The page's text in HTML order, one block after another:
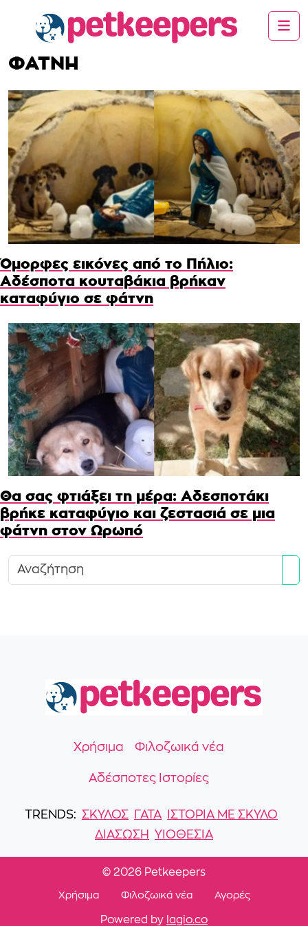
ΦΑΤΝΗ
Όμορφες εικόνες από το Πήλιο:
Αδέσποτα κουταβάκια βρήκαν
καταφύγιο σε φάτνη
Θα σας φτιάξει τη μέρα: Αδεσποτάκι
βρήκε καταφύγιο και ζεστασιά σε μια
φάτνη στον Ωρωπό
Χρήσιμα Φιλοζωικά νέα
Αδέσποτες Ιστορίες
TRENDS: ΣΚΎΛΟΣ ΓΆΤΑ
ΙΣΤΟΡΙΑ ΜΕ ΣΚΥΛΟ
ΔΙΑΣΩΣΗ
ΥΙΟΘΕΣΙΑ
© 2026 Petkeepers
Χρήσιμα Φιλοζωικά νέα Αγορές
Powered by lagio.co